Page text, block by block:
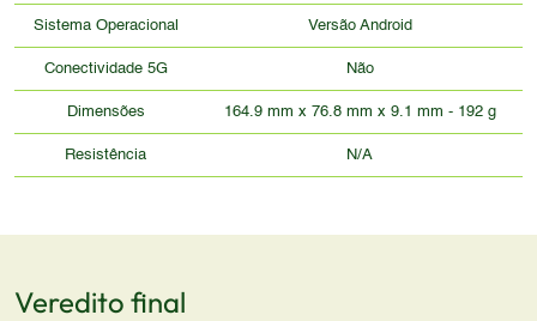
Sistema Operacional Versão Android
Conectividade 5G Não
Dimensões 164.9 mm x 76.8 mm x 9.1 mm - 192 g
Resistência N/A
Veredito final